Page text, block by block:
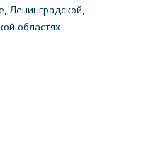
Ленинградской,
областях.